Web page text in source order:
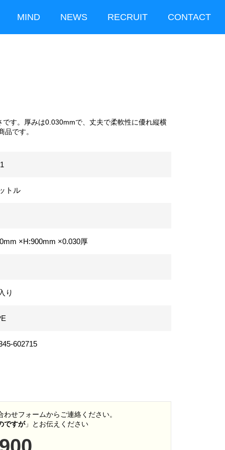
MIND NEWS RECRUIT CONTACT
す。厚みは0.030mmで、丈夫で柔軟性に優れ縦横
品です。
トル
×H:900mm ×0.030厚
り
602715
せフォームからご連絡ください。
ですが」とお伝えください